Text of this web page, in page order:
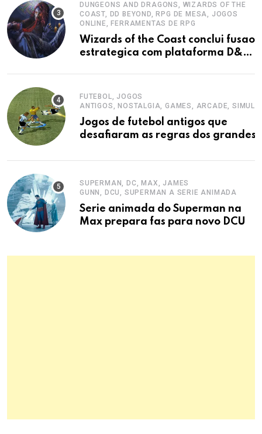
DUNGEONS AND DRAGONS, WIZARDS OF THE
COAST, DD BEYOND, RPG DE MESA, JOGOS
ONLINE, FERRAMENTAS DE RPG
Wizards of the Coast conclui fusao
estrategica com plataforma D&D
FUTEBOL, JOGOS
ANTIGOS, NOSTALGIA, GAMES, ARCADE,
Jogos de futebol antigos que
desafiaram as regras dos grandes
SUPERMAN, DC, MAX, JAMES
GUNN, DCU, SUPERMAN A SERIE ANIMADA
Serie animada do Superman na
Max prepara fas para novo DCU